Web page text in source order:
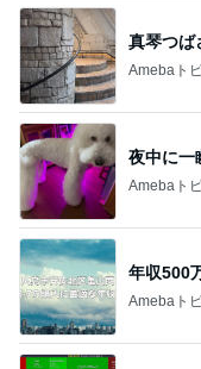
真琴つば
Amebaト
夜中に一
Amebaト
年収500
Amebaト